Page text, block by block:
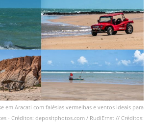
em Aracati com falésias vermelhas e ventos ideais para
- Créditos: depositphotos.com / RudiErnst // Créditos: